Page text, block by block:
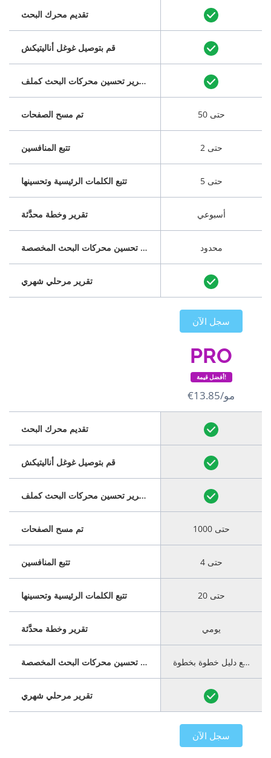
تقديم محرك البحث
قم بتوصيل غوغل أناليتيكش
قم بتنزيل تقرير تحسين محركات البحث كملف PDF
تم مسح الصفحات
تتبع المنافسين
تتبع الكلمات الرئيسية وتحسينها
تقرير وخطة محدَّثة
خطة تحسين محركات البحث المخصصة
تقرير مرحلي شهري
حتى 50
حتى 2
حتى 5
أسبوعي
محدود
سجل الآن
تقديم محرك البحث
قم بتوصيل غوغل أناليتيكش
قم بتنزيل تقرير تحسين محركات البحث كملف PDF
تم مسح الصفحات
تتبع المنافسين
تتبع الكلمات الرئيسية وتحسينها
تقرير وخطة محدَّثة
خطة تحسين محركات البحث المخصصة
تقرير مرحلي شهري
PRO
أفضل قيمة!
€13.85/مو
حتى 1000
حتى 4
حتى 20
يومي
مع دليل خطوة بخطوة
سجل الآن